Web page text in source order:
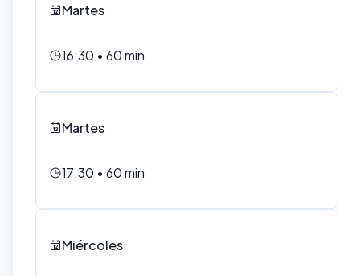
Martes
16:30 • 60min
Martes
17:30 • 60min
Miércoles